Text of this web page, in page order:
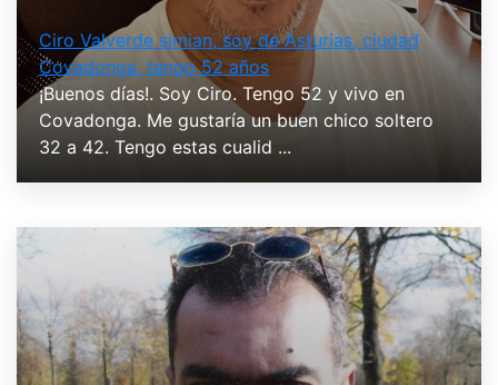
Ciro Valverde simian, soy de Asturias, ciudad
Covadonga, tengo 52 años
¡Buenos días!. Soy Ciro. Tengo 52 y vivo en
Covadonga. Me gustaría un buen chico soltero
32 a 42. Tengo estas cualid ...